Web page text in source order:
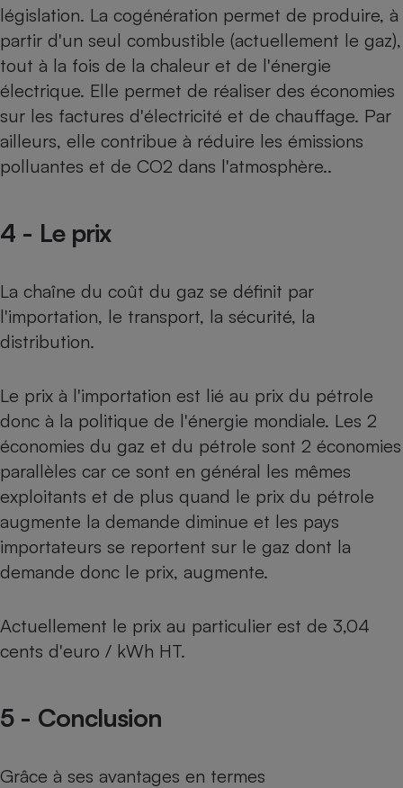
législation. La cogénération permet de produire, à
partir d'un seul combustible (actuellement le gaz),
tout à la fois de la chaleur et de l'énergie
électrique. Elle permet de réaliser des économies
sur les factures d'électricité et de chauffage. Par
ailleurs, elle contribue à réduire les émissions
polluantes et de CO2 dans l'atmosphère..
4 - Le prix
La chaîne du coût du gaz se définit par
l'importation, le transport, la sécurité, la
distribution.
Le prix à l'importation est lié au prix du pétrole
donc à la politique de l'énergie mondiale. Les 2
économies du gaz et du pétrole sont 2 économies
parallèles car ce sont en général les mêmes
exploitants et de plus quand le prix du pétrole
augmente la demande diminue et les pays
importateurs se reportent sur le gaz dont la
demande donc le prix, augmente.
Actuellement le prix au particulier est de 3,04
cents d'euro / kWh HT.
5 - Conclusion
Grâce à ses avantages en termes